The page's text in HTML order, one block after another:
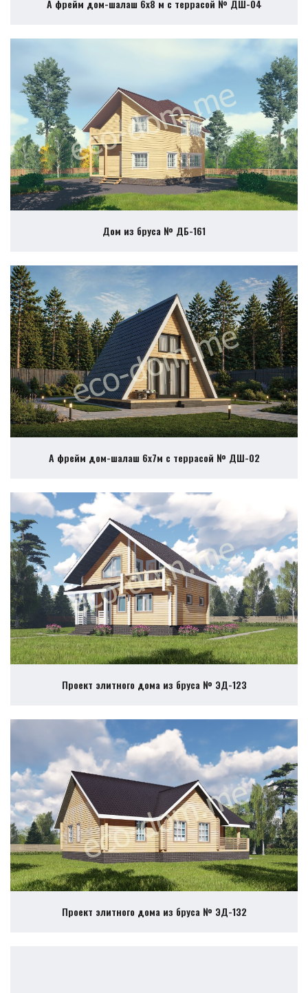
А фрейм дом-шалаш 6х8 м с террасой № ДШ-04
Дом из бруса № ДБ-161
А фрейм дом-шалаш 6х7м с террасой № ДШ-02
Проект элитного дома из бруса № ЭД-123
Проект элитного дома из бруса № ЭД-132